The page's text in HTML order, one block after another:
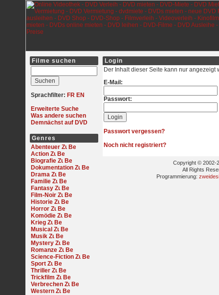
Filme suchen
Sprachfilter: FR EN
Erweiterte Suche
Was andere suchen
Demnächst auf DVD
Genres
Abenteuer
Action
Biografie
Dokumentation
Drama
Familie
Fantasy
Film-Noir
Historie
Horror
Komödie
Krieg
Musical
Musik
Mystery
Romanze
Science-Fiction
Sport
Thriller
Trickfilm
Verbrechen
Western
Login
Der Inhalt dieser Seite kann nur
E-Mail:
Passwort:
Passwort vergessen?
Noch nicht registriert?
Copyright © 2002-
All Rights
Programmierung: